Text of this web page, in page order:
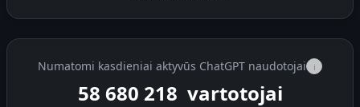
Numatomi kasdieniai aktyvūs ChatGPT naudotojai i
58 680 218 vartotojai